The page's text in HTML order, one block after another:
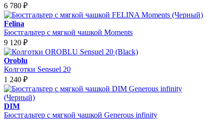
6 780 ₽
Felina
Бюстгальтер с мягкой чашкой Moments
9 120 ₽
Oroblu
Колготки Sensuel 20
1 240 ₽
DIM
Бюстгальтер с мягкой чашкой Generous infinity